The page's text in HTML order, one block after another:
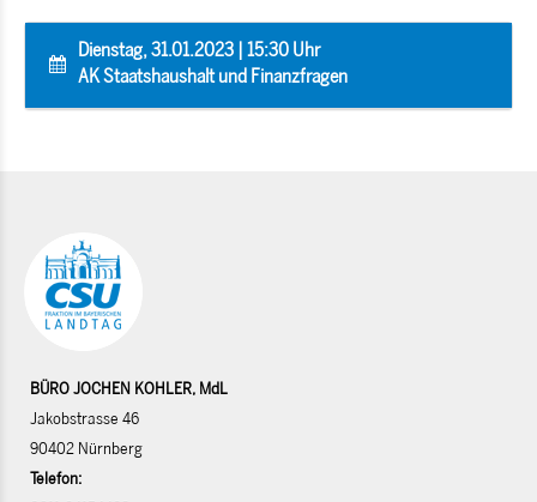
Dienstag, 31.01.2023 | 15:30 Uhr
AK Staatshaushalt und Finanzfragen
BÜRO JOCHEN KOHLER, MdL
Jakobstrasse 46
90402 Nürnberg
Telefon: